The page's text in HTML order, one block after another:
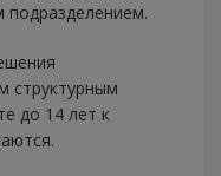
структурным
до 14 лет к